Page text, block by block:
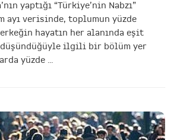
yaptığı “Türkiye’nin Nabzı”
ayı verisinde, toplumun yüzde
erkeğin hayatın her alanında eşit
ilgili bir bölüm yer
yüzde